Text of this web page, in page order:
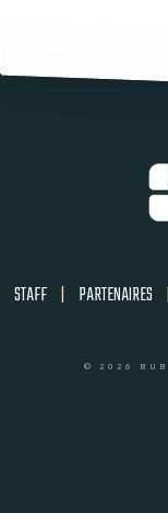
STAFF | PARTENAIRES |
© 2026